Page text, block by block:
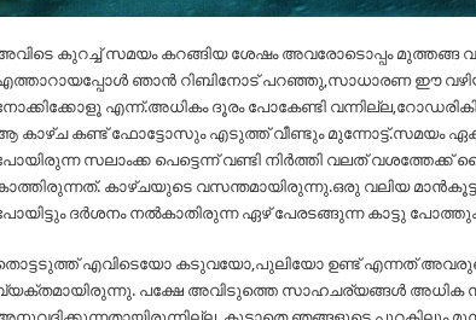
കുറച്ച് സമയം കറങ്ങിയ ശേഷം അവരോടൊപ്പം മുത്തങ്ങ
ഞാൻ റിബിനോട് പറഞ്ഞു,സാധാരണ ഈ
എന്ന്.അധികം ദൂരം പോകേണ്ടി
കാഴ്ച കണ്ട് ഫോട്ടോസും എടുത്ത് വീണ്ടും മുന്നോട്ട്.സമയം
സലാംക്ക പെട്ടെന്ന് വണ്ടി നിർത്തി വലത്
കാഴ്ചയുടെ വസന്തമായിരുന്നു.ഒരു വലിയ
ദർശനം നൽകാതിരുന്ന ഏഴ് പേരടങ്ങുന്ന കാട്ടു
എവിടെയോ കടുവയോ,പുലിയോ ഉണ്ട് എന്നത് അവരുടെ
പക്ഷേ അവിടുത്തെ സാഹചര്യങ്ങൾ അധിക